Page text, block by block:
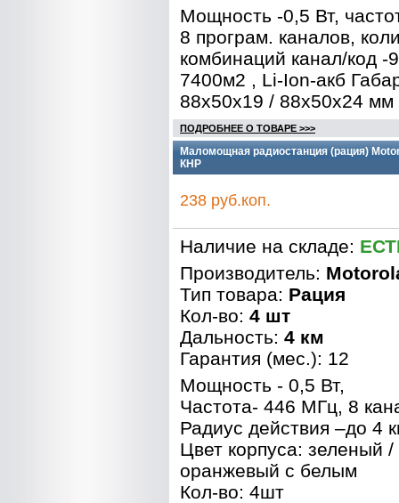
Мощность -0,5 Вт,
8 програм. каналов,
комбинаций канал/код -
7400м2 , Li-Ion-акб
88х50х19 / 88х50х24 мм
ПОДРОБНЕЕ О ТОВАРЕ >>>
Маломощная радиостанция (рация)
КНР
238 руб.коп.
Наличие на складе:
Производитель:
Тип товара: Рация
Кол-во: 4 шт
Дальность: 4 км
Гарантия (мес.): 12
Мощность - 0,5 Вт,
Частота- 446 МГц, 8
Радиус действия –до 4
Цвет корпуса: зеленый /
оранжевый с белым
Кол-во: 4шт